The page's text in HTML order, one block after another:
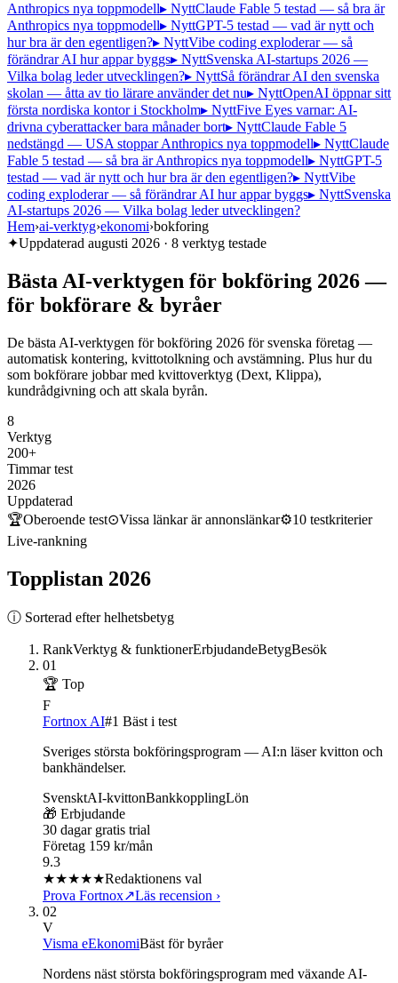
Anthropics nya toppmodell▸ NyttClaude Fable 5 testad — så bra är
Anthropics nya toppmodell▸ NyttGPT-5 testad — vad är nytt och
hur bra är den egentligen?▸ NyttVibe coding exploderar — så
förändrar AI hur appar byggs▸ NyttSvenska AI-startups 2026 —
Vilka bolag leder utvecklingen?▸ NyttSå förändrar AI den svenska
skolan — åtta av tio lärare använder det nu▸ NyttOpenAI öppnar sitt
första nordiska kontor i Stockholm▸ NyttFive Eyes varnar: AI-
drivna cyberattacker bara månader bort▸ NyttClaude Fable 5
nedstängd — USA stoppar Anthropics nya toppmodell▸ NyttClaude
Fable 5 testad — så bra är Anthropics nya toppmodell▸ NyttGPT-5
testad — vad är nytt och hur bra är den egentligen?▸ NyttVibe
coding exploderar — så förändrar AI hur appar byggs▸ NyttSvenska
AI-startups 2026 — Vilka bolag leder utvecklingen?
Hem›ai-verktyg›ekonomi›bokforing
✦Uppdaterad augusti 2026 · 8 verktyg testade
Bästa AI-verktygen för bokföring 2026 —
för bokförare & byråer
De bästa AI-verktygen för bokföring 2026 för svenska företag —
automatisk kontering, kvittotolkning och avstämning. Plus hur du
som bokförare jobbar med kvittoverktyg (Dext, Klippa),
kundrådgivning och att skala byrån.
8
Verktyg
200+
Timmar test
2026
Uppdaterad
🏆Oberoende test⊙Vissa länkar är annonslänkar⚙10 testkriterier
Live-rankning
Topplistan 2026
ⓘ Sorterad efter helhetsbetyg
RankVerktyg & funktionerErbjudandeBetygBesök
01
🏆 Top
F
Fortnox AI#1 Bäst i test
Sveriges största bokföringsprogram — AI:n läser kvitton och
bankhändelser.
SvensktAI-kvittonBankkopplingLön
🎁 Erbjudande
30 dagar gratis trial
Företag 159 kr/mån
9.3
★★★★★Redaktionens val
Prova Fortnox↗Läs recension ›
02
V
Visma eEkonomiBäst för byråer
Nordens näst största bokföringsprogram med växande AI-